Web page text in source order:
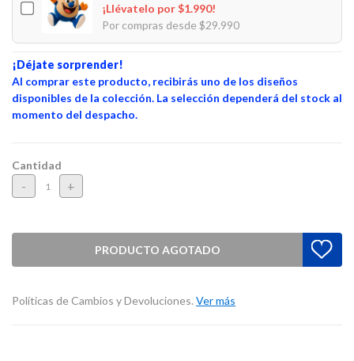
¡Llévatelo por $1.990!
Por compras desde $29.990
¡Déjate sorprender!
Al comprar este producto, recibirás uno de los diseños
disponibles de la colección. La selección dependerá del stock al
momento del despacho.
Cantidad
- +
PRODUCTO AGOTADO
Políticas de Cambios y Devoluciones. Ver más